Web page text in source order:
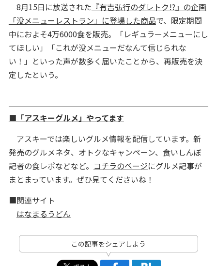
8月15日に放送された 『有吉弘行のダレトク!?』の企画
「没メニューレストラン」に登場した商品で、限定期間
中におよそ4万6000食を販売。「レギュラーメニューにし
てほしい」「これが没メニューだなんて信じられな
い！」といった声が数多く届いたことから、再販売を決
定したという。
■「アスキーグルメ」やってます
アスキーでは楽しいグルメ情報を配信しています。新
発売のグルメネタ、オトクなキャンペーン、食いしんぼ
記者の食レポなどなど。 コチラのページにグルメ記事が
まとまっています。ぜひ見てくださいね！
■関連サイト
はなまるうどん
この記事をシェアしよう